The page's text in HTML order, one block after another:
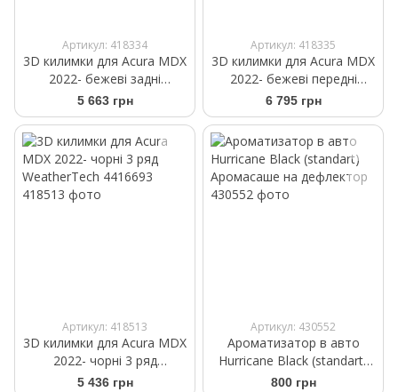
Артикул: 418334
3D килимки для Acura MDX
2022- бежеві задні
WeatherTech 4516692
5 663 грн
Артикул: 418335
3D килимки для Acura MDX
2022- бежеві передні
WeatherTech 4516691
6 795 грн
Артикул: 418513
3D килимки для Acura MDX
2022- чорні 3 ряд
WeatherTech 4416693
5 436 грн
Артикул: 430552
Ароматизатор в авто
Hurricane Black (standart)
Аромасаше на дефлектор
800 грн